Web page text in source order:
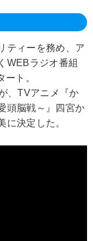
ティーを務め、ア
WEBラジオ番組
ト。
、TVアニメ『か
頭脳戦～』四宮か
に決定した。